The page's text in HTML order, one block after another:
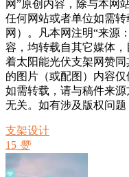
网”原创内容，除与本网
任何网站或者单位如需
网）。凡本网注明“来源
容，均转载自其它媒体
着太阳能光伏支架网赞
的图片（或配图）内容
如需转载，请与稿件来
无关。如有涉及版权问题
支架设计
15 赞